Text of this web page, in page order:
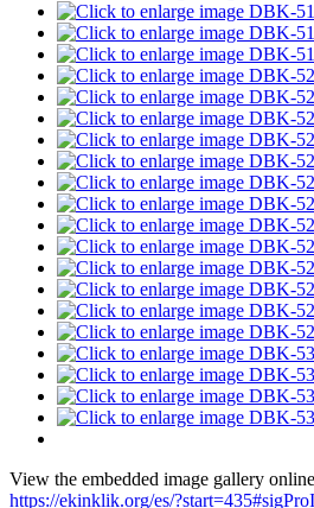
View the embedded image gallery
https://ekinklik.org/es/